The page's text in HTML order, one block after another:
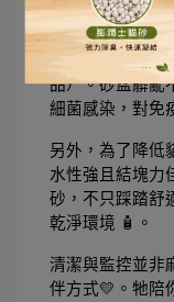
除了監控排泄習
至少每天鏟砂兩
和清潔劑與清水
品）。砂盆髒亂
細菌感染，對免
另外，為了降低
水性強且結塊力
砂，不只踩踏舒
乾淨環境 🧴。
清潔與監控並非
伴方式💛。牠陪